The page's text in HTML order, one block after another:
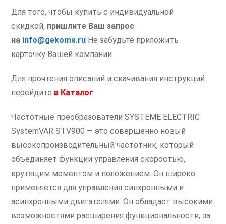
Для того, чтобы купить с индивидуальной
скидкой, пришлите Ваш запрос
на info@gekoms.ru Не забудьте приложить
карточку Вашей компании.
Для прочтения описаний и скачивания инструкций
перейдите в Каталог
Частотные преобразователи SYSTEME ELECTRIC
SystemVAR STV900 — это совершенно новый
высокопроизводительный частотник, который
объединяет функции управления скоростью,
крутящим моментом и положением. Он широко
применяется для управления синхронными и
асинхронными двигателями. Он обладает высокими
возможностями расширения функциональности, за